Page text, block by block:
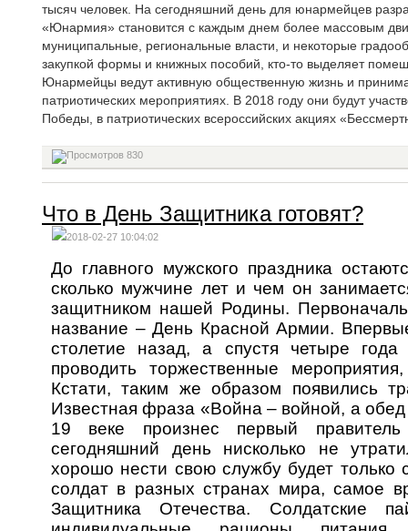
тысяч человек. На сегодняшний день для юнармейцев
«Юнармия» становится с каждым днем более массовым
муниципальные, региональные власти, и некоторые
закупкой формы и книжных пособий, кто-то выделяет
Юнармейцы ведут активную общественную жизнь и
патриотических мероприятиях. В 2018 году они будут
Победы, в патриотических всероссийских акциях
830
Что в День Защитника готовят?
2018-02-27 10:04:02
До главного мужского праздника
сколько мужчине лет и чем он
защитником нашей Родины.
название – День Красной Армии.
столетие назад, а спустя четыре
проводить торжественные
Кстати, таким же образом появились
Известная фраза «Война – войной, а
19 веке произнес первый
сегодняшний день нисколько не
хорошо нести свою службу будет
солдат в разных странах мира, самое
Защитника Отечества.
Солдатские